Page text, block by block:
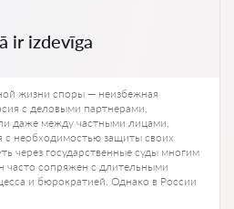
ir izdevīga
жизни споры — неизбежная
с деловыми партнерами,
даже между частными лицами,
с необходимостью защиты своих
через государственные суды многим
часто сопряжен с длительными
и бюрократией. Однако в России